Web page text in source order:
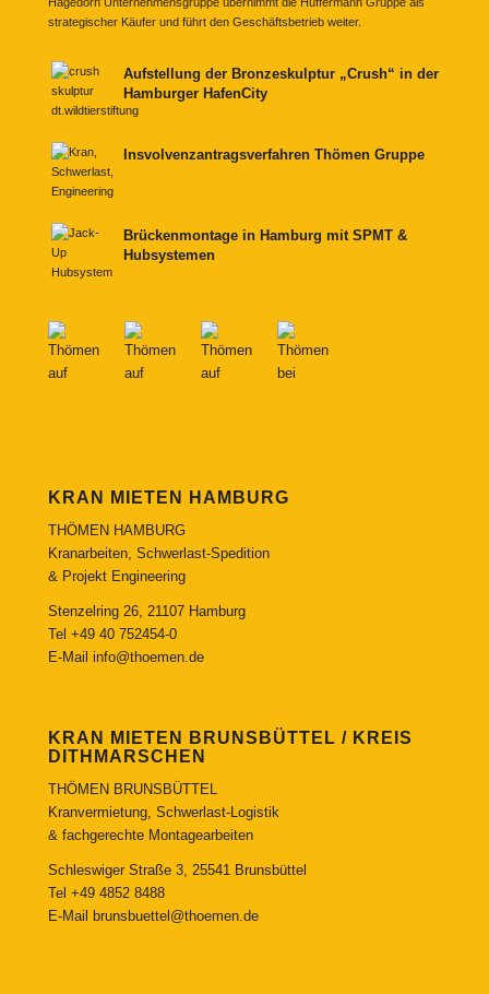
strategischer Käufer und führt den Geschäftsbetrieb weiter.
Aufstellung der Bronzeskulptur „Crush“ in der
Hamburger HafenCity
Insvolvenzantragsverfahren Thömen Gruppe
Brückenmontage in Hamburg mit SPMT &
Hubsystemen
KRAN MIETEN HAMBURG
THÖMEN HAMBURG
Kranarbeiten, Schwerlast-Spedition
& Projekt Engineering
Stenzelring 26, 21107 Hamburg
Tel +49 40 752454-0
E-Mail info@thoemen.de
KRAN MIETEN BRUNSBÜTTEL / KREIS
DITHMARSCHEN
THÖMEN BRUNSBÜTTEL
Kranvermietung, Schwerlast-Logistik
& fachgerechte Montagearbeiten
Schleswiger Straße 3, 25541 Brunsbüttel
Tel +49 4852 8488
E-Mail
brunsbuettel@thoemen.de